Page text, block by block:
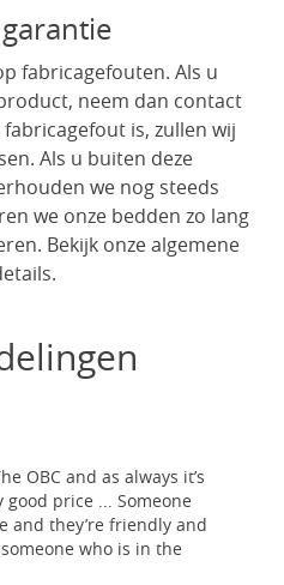
fabricagefouten. Als u
neem dan contact
is, zullen wij
Als u buiten deze
we nog steeds
we onze bedden zo lang
Bekijk onze algemene
OBC and as always it’s
price ... Someone
and they’re friendly and
who is in the